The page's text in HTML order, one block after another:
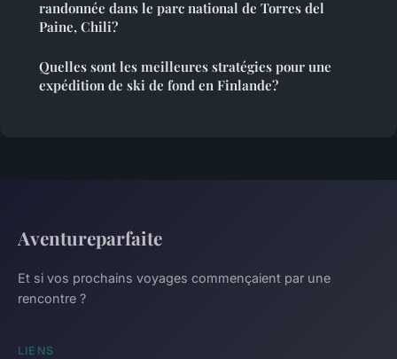
randonnée dans le parc national de Torres del
Paine, Chili?
Quelles sont les meilleures stratégies pour une
expédition de ski de fond en Finlande?
Aventureparfaite
Et si vos prochains voyages commençaient par une
rencontre ?
LIENS